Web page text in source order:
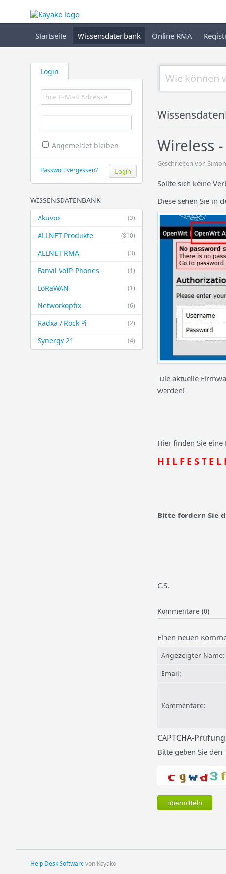
Startseite Wissensdatenbank Online RMA
Login
Angemeldet bleiben
Passwort vergessen?
WISSENSDATENBANK
(3)
Akuvox
(810)
ALLNET Produkte
(3)
ALLNET RMA
(1)
Fanvil VoIP-Phones
(1)
LoRaWAN
(6)
Networkoptix
(2)
Radxa / Rock Pi
(4)
Synergy 21
Wireless
Geschrieben von
Sollte sich keine
Diese sehen Sie in
Die aktuelle
werden!
Hier finden Sie
H I L F E S T E L
Bitte fordern Sie
C.S.
Kommentare (0)
Einen neuen
Angezeigter Name:
Email:
Kommentare:
CAPTCHA-Prüfung
Bitte geben Sie den
Help Desk Softwarevon Kayako